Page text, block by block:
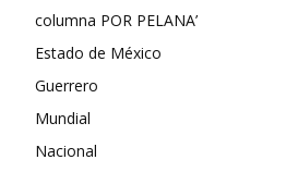
columna POR PELANA’
Estado de México
Guerrero
Mundial
Nacional